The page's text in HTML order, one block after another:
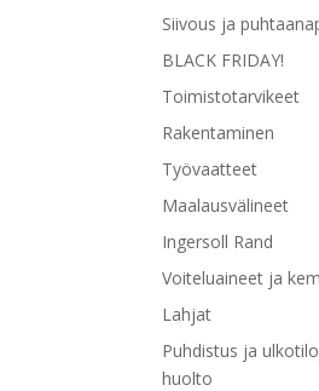
Siivous ja
BLACK FRIDAY!
Toimistotarvikeet
Rakentaminen
Työvaatteet
Maalausvälineet
Ingersoll Rand
Voiteluaineet ja
Lahjat
Puhdistus ja
huolto